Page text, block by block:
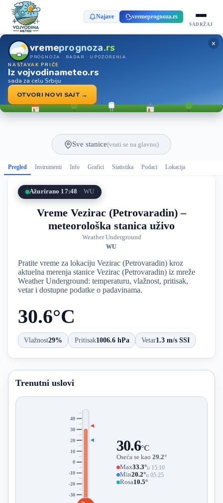
Najave vremeprognoza.rs
SADRŽAJ
vremeprognoza.rs
PROGNOZA · RADAR · UPOZORENJA
NASTAVAK PRIČE
Iz vojvodinameteo.rs
sada za celu Srbiju
OTVORI NOVI SAJT →
×
Sve stanice(vrati se na glavnu)
Pregled Instrumenti Info Grafici Statistika Podaci Lokacija
Ažurirano 17:48 WU
Vreme Vezirac (Petrovaradin) –
meteorološka stanica uživo
Weather Underground
WU
Pratite vreme za lokaciju Vezirac (Petrovaradin) kroz
aktuelna merenja stanice Vezirac (Petrovaradin) iz mreže
Weather Underground: temperaturu, vlažnost, pritisak,
vetar i dostupne podatke o padavinama.
30.6°C
Vlažnost29% Pritisak1006.6 hPa Vetar1.3 m/s SSI
Trenutni uslovi
-30
-20
-10
0
10
20
30
40
30.6°C
Oseća se kao 29.2°
Max33.3°u 15:10
Min20.2°u 05:25
Rosa10.5°